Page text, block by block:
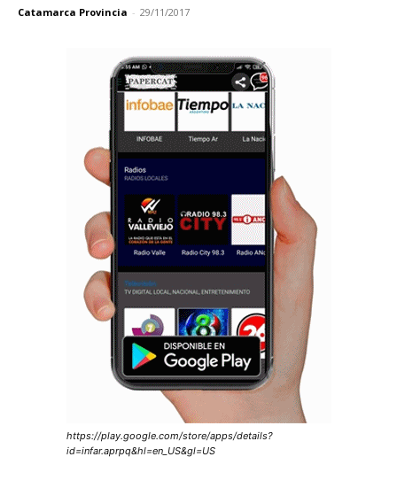
Catamarca Provincia - 29/11/2017
https://play.google.com/store/apps/details?
id=infar.aprpq&hl=en_US&gl=US